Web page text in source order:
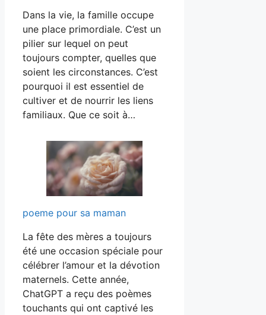
Dans la vie, la famille occupe
une place primordiale. C’est un
pilier sur lequel on peut
toujours compter, quelles que
soient les circonstances. C’est
pourquoi il est essentiel de
cultiver et de nourrir les liens
familiaux. Que ce soit à…
poeme pour sa maman
La fête des mères a toujours
été une occasion spéciale pour
célébrer l’amour et la dévotion
maternels. Cette année,
ChatGPT a reçu des poèmes
touchants qui ont captivé les